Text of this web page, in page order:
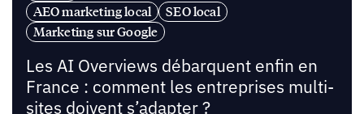
AEO marketing local
SEO local
Marketing sur Google
Les AI Overviews débarquent enfin en
France : comment les entreprises multi-
sites doivent s’adapter ?